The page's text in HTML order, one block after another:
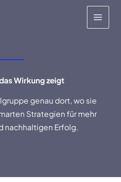
Wirkung zeigt
genau dort, wo sie
Strategien für mehr
nachhaltigen Erfolg.